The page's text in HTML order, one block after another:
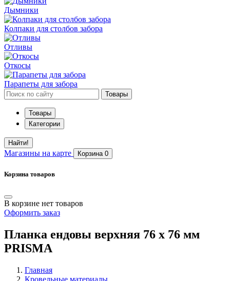
Дымники
Колпаки для столбов забора
Отливы
Откосы
Парапеты для забора
Товары
Товары
Категории
Найти!
Магазины на карте Корзина 0
Корзина товаров
В корзине нет товаров
Оформить заказ
Планка ендовы верхняя 76 х 76 мм
PRISMA
Главная